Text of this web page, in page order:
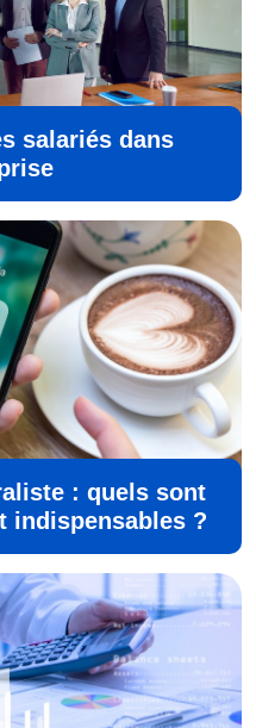
salariés dans
: quels sont
indispensables ?